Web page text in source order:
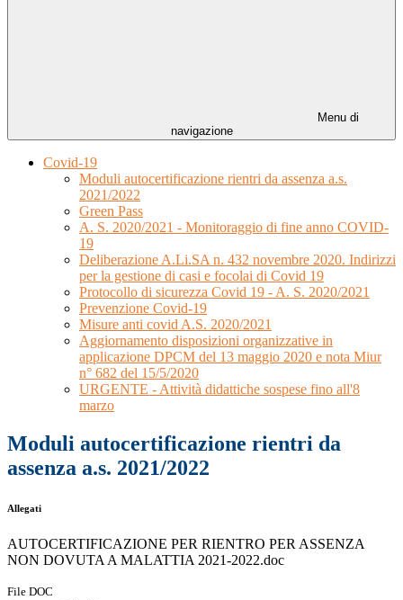
Menu di
navigazione
Covid-19
Moduli autocertificazione rientri da assenza a.s.
2021/2022
Green Pass
A. S. 2020/2021 - Monitoraggio di fine anno COVID-
19
Deliberazione A.Li.SA n. 432 novembre 2020. Indirizzi
per la gestione di casi e focolai di Covid 19
Protocollo di sicurezza Covid 19 - A. S. 2020/2021
Prevenzione Covid-19
Misure anti covid A.S. 2020/2021
Aggiornamento disposizioni organizzative in
applicazione DPCM del 13 maggio 2020 e nota Miur
n° 682 del 15/5/2020
URGENTE - Attività didattiche sospese fino all'8
marzo
Moduli autocertificazione rientri da
assenza a.s. 2021/2022
Allegati
AUTOCERTIFICAZIONE PER RIENTRO PER ASSENZA
NON DOVUTA A MALATTIA 2021-2022.doc
File DOC